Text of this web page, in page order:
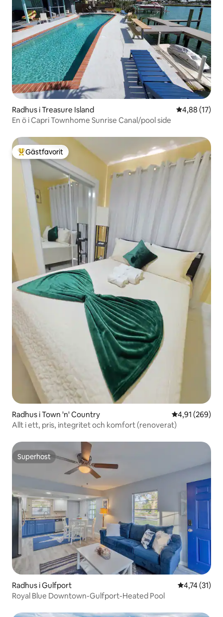
Radhus i Treasure Island 4,88 av 5 i
4,88 (17)
En ö i Capri Townhome Sunrise Canal/pool side
Populär gästfavorit
Gästfavorit
Radhus i Town 'n' Country 4,91 av 5 i
4,91 (269)
Allt i ett, pris, integritet och komfort (renoverat)
Superhost
Superhost
Radhus i Gulfport 4,74 av 5 i
4,74 (31)
Royal Blue Downtown-Gulfport-Heated Pool